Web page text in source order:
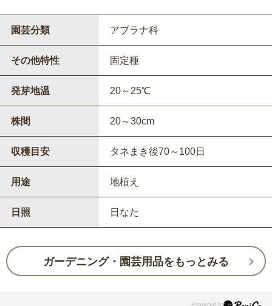
園芸分類 アブラナ科
その他特性 固定種
発芽地温 20～25℃
株間 20～30cm
収穫目安 タネまき後70～100日
用途 地植え
日照 日なた
ガーデニング・園芸用品をもっとみる